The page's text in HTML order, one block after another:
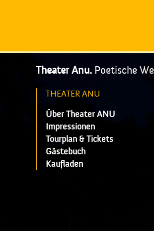
Theater Anu. Poetische
THEATER ANU
Über Theater ANU
Impressionen
Tourplan & Tickets
Gästebuch
Kaufladen